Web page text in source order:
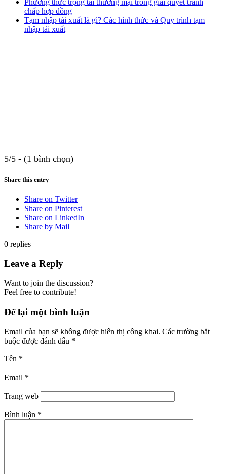
chấp hợp đồng
Tạm nhập tái xuất là gì? Các hình thức và Quy trình tạm
nhập tái xuất
5/5 - (1 bình chọn)
Share this entry
Share on Twitter
Share on Pinterest
Share on LinkedIn
Share by Mail
0 replies
Leave a Reply
Want to join the discussion?
Feel free to contribute!
Để lại một bình luận
Email của bạn sẽ không được hiển thị công khai. Các trường bắt
buộc được đánh dấu *
Tên *
Email *
Trang web
Bình luận *